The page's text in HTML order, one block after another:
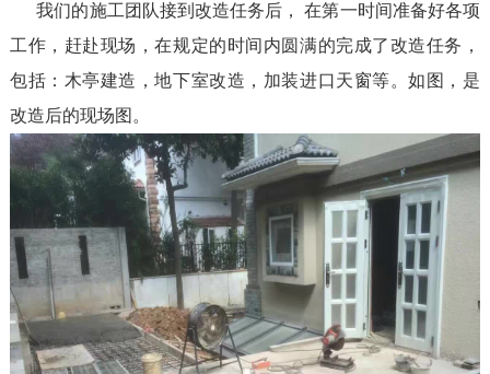
我们的施工团队接到改造任务后， 在第一时间准备好各项
工作，赶赴现场，在规定的时间内圆满的完成了改造任务，
包括：木亭建造，地下室改造，加装进口天窗等。如图，是
改造后的现场图。